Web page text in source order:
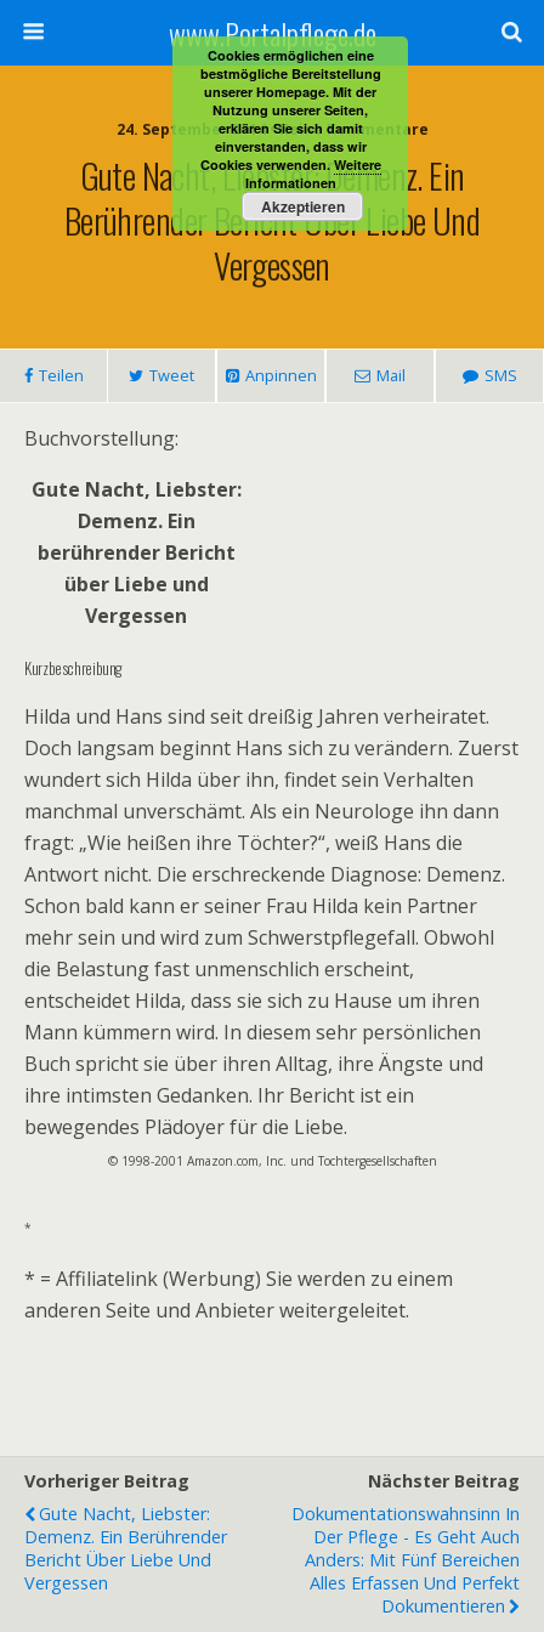
www.Portalpflege.de
24. September 2014 • Keine Kommentare
Gute Nacht, Liebster: Demenz. Ein
Berührender Bericht Über Liebe Und
Vergessen
Teilen Tweet Anpinnen Mail SMS
Buchvorstellung:
Gute Nacht, Liebster:
Demenz. Ein
berührender Bericht
über Liebe und
Vergessen
Kurzbeschreibung
Hilda und Hans sind seit dreißig Jahren verheiratet.
Doch langsam beginnt Hans sich zu verändern. Zuerst
wundert sich Hilda über ihn, findet sein Verhalten
manchmal unverschämt. Als ein Neurologe ihn dann
fragt: „Wie heißen ihre Töchter?“, weiß Hans die
Antwort nicht. Die erschreckende Diagnose: Demenz.
Schon bald kann er seiner Frau Hilda kein Partner
mehr sein und wird zum Schwerstpflegefall. Obwohl
die Belastung fast unmenschlich erscheint,
entscheidet Hilda, dass sie sich zu Hause um ihren
Mann kümmern wird. In diesem sehr persönlichen
Buch spricht sie über ihren Alltag, ihre Ängste und
ihre intimsten Gedanken. Ihr Bericht ist ein
bewegendes Plädoyer für die Liebe.
© 1998-2001 Amazon.com, Inc. und Tochtergesellschaften
*
* = Affiliatelink (Werbung) Sie werden zu einem
anderen Seite und Anbieter weitergeleitet.
Vorheriger Beitrag
Gute Nacht, Liebster:
Demenz. Ein Berührender
Bericht Über Liebe Und
Vergessen
Nächster Beitrag
Dokumentationswahnsinn In
Der Pflege - Es Geht Auch
Anders: Mit Fünf Bereichen
Alles Erfassen Und Perfekt
Dokumentieren
Cookies ermöglichen eine
bestmögliche Bereitstellung
unserer Homepage. Mit der
Nutzung unserer Seiten,
erklären Sie sich damit
einverstanden, dass wir
Cookies verwenden.Weitere
Informationen
Akzeptieren